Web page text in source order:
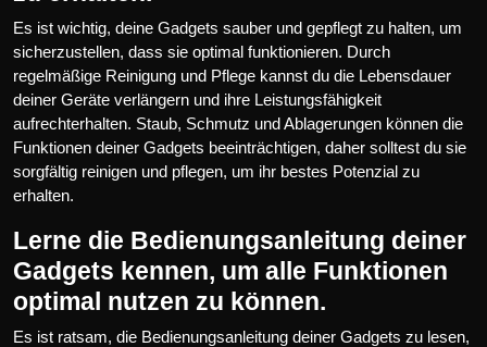
Es ist wichtig, deine Gadgets sauber und gepflegt zu halten, um
sicherzustellen, dass sie optimal funktionieren. Durch
regelmäßige Reinigung und Pflege kannst du die Lebensdauer
deiner Geräte verlängern und ihre Leistungsfähigkeit
aufrechterhalten. Staub, Schmutz und Ablagerungen können die
Funktionen deiner Gadgets beeinträchtigen, daher solltest du sie
sorgfältig reinigen und pflegen, um ihr bestes Potenzial zu
erhalten.
Lerne die Bedienungsanleitung deiner
Gadgets kennen, um alle Funktionen
optimal nutzen zu können.
Es ist ratsam, die Bedienungsanleitung deiner Gadgets zu lesen,